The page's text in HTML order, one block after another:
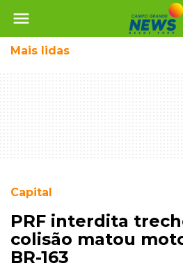
menu
Mais lidas
Capital
PRF interdita
colisão matou
BR-163